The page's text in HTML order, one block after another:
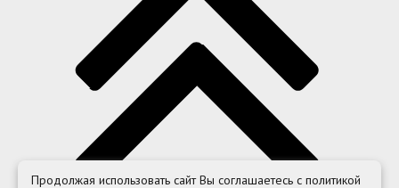
Продолжая использовать сайт Вы соглашаетесь с политикой